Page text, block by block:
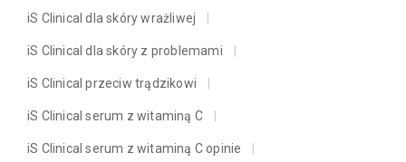
iS Clinical dla skóry wrażliwej
iS Clinical dla skóry z problemami
iS Clinical przeciw trądzikowi
iS Clinical serum z witaminą C
iS Clinical serum z witaminą C opinie